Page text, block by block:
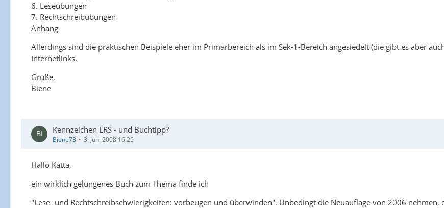
6. Leseübungen
7. Rechtschreibübungen
Anhang
Allerdings sind die praktischen Beispiele eher im Primarbereich als im Sek-1-Bereich angesiedelt (die gibt es aber
Internetlinks.
Grüße,
Biene
Kennzeichen LRS - und Buchtipp?
Biene73 3. Juni 2008 16:25
Hallo Katta,
ein wirklich gelungenes Buch zum Thema finde ich
"Lese- und Rechtschreibschwierigkeiten: vorbeugen und überwinden". Unbedingt die Neuauflage von 2006 nehmen,